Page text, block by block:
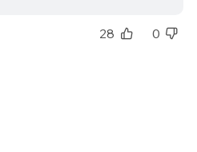
28 0